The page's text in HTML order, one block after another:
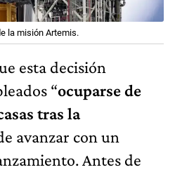
la misión Artemis.
esta decisión
“ocuparse de
tras la
avanzar con un
Antes de